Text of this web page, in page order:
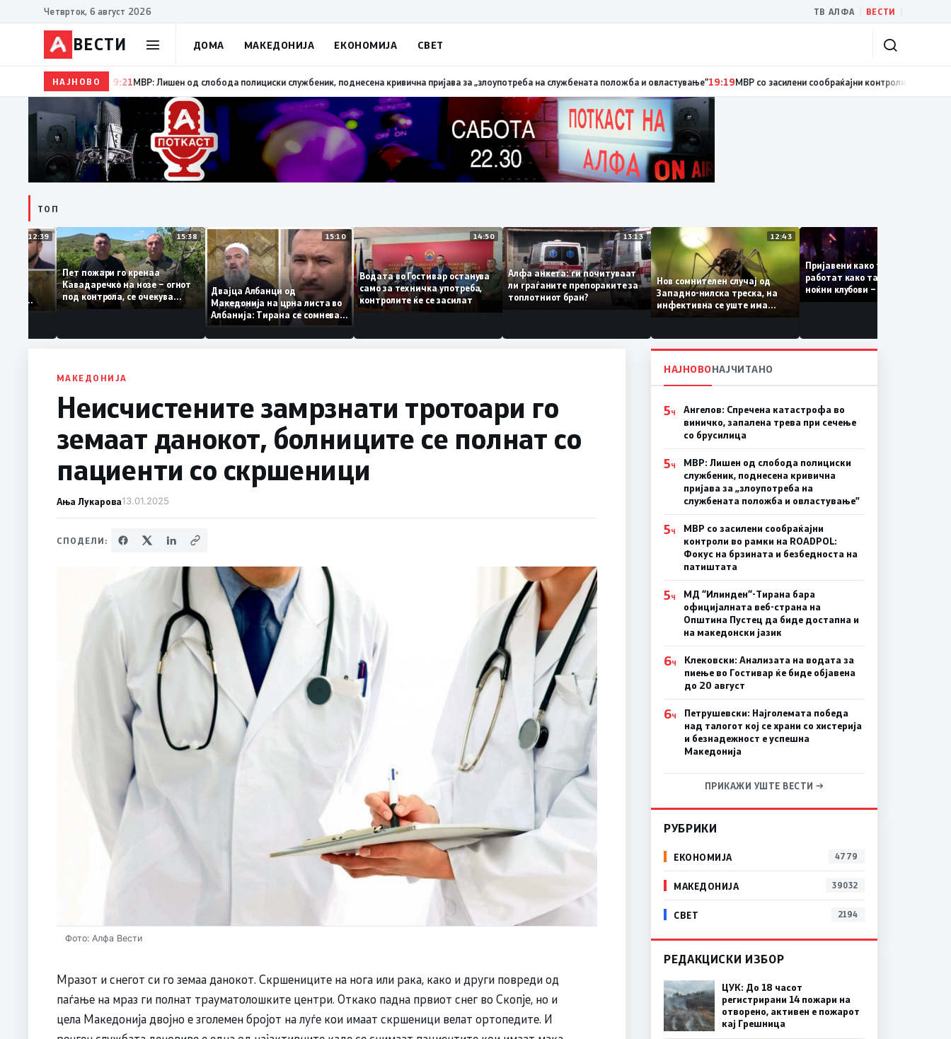
Четврток, 6 август 2026 ТВ АЛФА ВЕСТИ
ВЕСТИ ДОМА МАКЕДОНИЈА ЕКОНОМИЈА СВЕТ
НАЈНОВО
19:22 Ангелов: Спречена катастрофа во виничко, запалена трева при сечење со брусилица19:21МВР: Лишен од слобода полициски службеник, поднесена кривична пријава за „злоупотреба на
ТОП
12:39
За
му
од
кога му гори
15:38
Пет пожари го кренаа
Кавадаречко на нозе – огнот
под контрола, се очекува
целосно гаснење
15:10
Двајца Албанци од
Македонија на црна листа во
Албанија: Тирана се сомнева
дека работеле за
терористички организации
14:50
Водата во Гостивар останува
само за техничка употреба,
контролите ќе се засилат
13:13
Алфа анкета: ги почитуваат
ли граѓаните препораките за
топлотниот бран?
12:43
Нов сомнителен случај од
Западно-нилска треска, на
инфективна се уште има
пациенти во критична
Пријавени како туристки, а
работат како танчерки во
ноќни клубови – полицијата
откри сомнителна шема за
МАКЕДОНИЈА
Неисчистените замрзнати тротоари го
земаат данокот, болниците се полнат со
пациенти со скршеници
Ања Лукарова13.01.2025
СПОДЕЛИ:
Фото: Алфа Вести
Мразот и снегот си го земаа данокот. Скршениците на нога или рака, како и други повреди од
паѓање на мраз ги полнат трауматолошките центри. Откако падна првиот снег во Скопје, но и
цела Македонија двојно е зголемен бројот на луѓе кои имаат скршеници велат ортопедите. И
НАЈНОВОНАЈЧИТАНО
5Ч
Ангелов: Спречена катастрофа во
виничко, запалена трева при сечење
со брусилица
5Ч
МВР: Лишен од слобода полициски
службеник, поднесена кривична
пријава за „злоупотреба на
службената положба и овластување”
5Ч
МВР со засилени сообраќајни
контроли во рамки на ROADPOL:
Фокус на брзината и безбедноста на
патиштата
5Ч
МД “Илинден“-Тирана бара
официјалната веб-страна на
Општина Пустец да биде достапна и
на македонски јазик
6Ч
Клековски: Анализата на водата за
пиење во Гостивар ќе биде објавена
до 20 август
6Ч
Петрушевски: Најголемата победа
над талогот кој се храни со хистерија
и безнадежност е успешна
Македонија
ПРИКАЖИ УШТЕ ВЕСТИ →
РУБРИКИ
ЕКОНОМИЈА 4779
МАКЕДОНИЈА 39032
СВЕТ 2194
РЕДАКЦИСКИ ИЗБОР
ЦУК: До 18 часот
регистрирани 14 пожари на
отворено, активен е пожарот
кај Грешница